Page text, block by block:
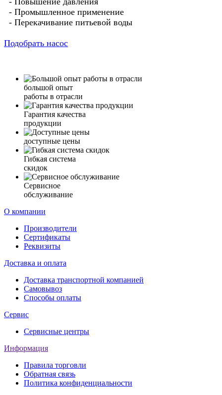
- Промышленное применение
- Перекачивание питьевой воды
Подобрать насос
большой опыт
работы в отрасли
Гарантия качества
продукции
доступные цены
Гибкая система
скидок
Сервисное
обслуживание
О компании
Производители
Сертификаты
Реквизиты
Доставка и оплата
Доставка транспортной компанией
Самовывоз
Способы оплаты
Сервис
Сервисные центры
Информация
Правила торговли
Обратная связь
Политика конфиденциальности